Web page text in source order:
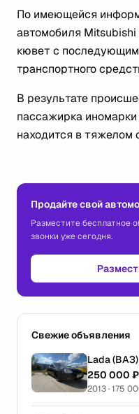
По имеющейся
автомобиля
кювет с
транспортного
В результате
пассажирка иномарки
находится в тяжелом
Продайте свой
Разместите бесплатное
звонки уже сегодня.
Свежие объявления
Lada
250 000 ₽
2013 · 175